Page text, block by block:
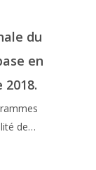
du
en
de…